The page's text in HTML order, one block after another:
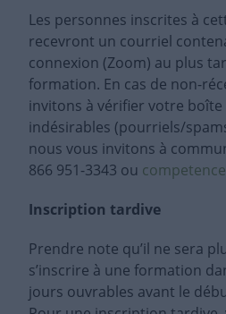
Les personnes inscrites à
recevront un courriel
connexion (Zoom) au plus
formation. En cas de non-
invitons à vérifier votre
indésirables (pourriels/
nous vous invitons à
866 951-3343 ou
Inscription tardive
Prendre note qu’il ne sera
s’inscrire à une formation
jours ouvrables avant le